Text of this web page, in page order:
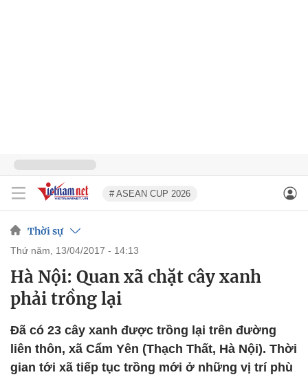
# ASEAN CUP 2026
Thời sự
thứ năm, 13/04/2017 - 14:13
Hà Nội: Quan xã chặt cây xanh
phải trồng lại
Đã có 23 cây xanh được trồng lại trên đường
liên thôn, xã Cẩm Yên (Thạch Thất, Hà Nội). Thời
gian tới xã tiếp tục trồng mới ở những vị trí phù